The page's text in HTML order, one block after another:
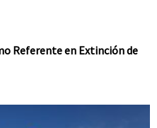
Referente en Extinción de